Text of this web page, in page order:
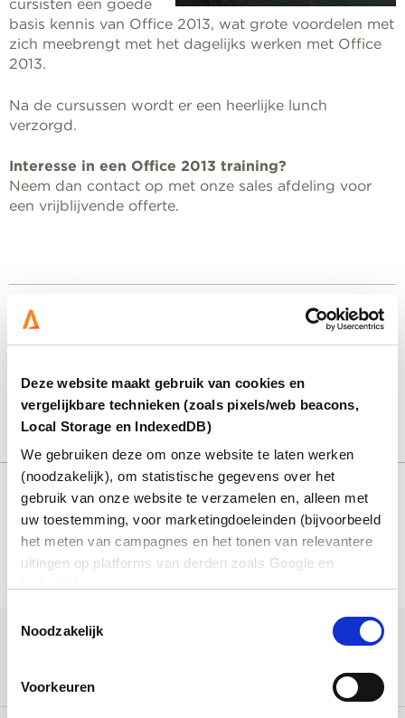
Deze website maakt gebruik van cookies en
vergelijkbare technieken (zoals pixels/web beacons,
Local Storage en IndexedDB)
We gebruiken deze om onze website te laten werken
(noodzakelijk), om statistische gegevens over het
gebruik van onze website te verzamelen en, alleen met
uw toestemming, voor marketingdoeleinden (bijvoorbeeld
het meten van campagnes en het tonen van relevantere
uitingen op platforms van derden zoals Google en
Noodzakelijk
Voorkeuren
cursisten een goede
basis kennis van Office 2013, wat grote voordelen met
zich meebrengt met het dagelijks werken met Office
2013.
Na de cursussen wordt er een heerlijke lunch
verzorgd.
Interesse in een Office 2013 training?
Neem dan contact op met onze sales afdeling voor
een vrijblijvende offerte.
of privacy-extensie gebruikt, kunt u de blokkering
tijdelijk uitschakelen.
Deel dit bericht:
aria-
label=""